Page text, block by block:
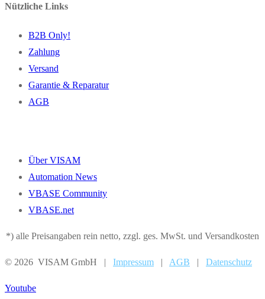
Nützliche Links
B2B Only!
Zahlung
Versand
Garantie & Reparatur
AGB
Über VISAM
Automation News
VBASE Community
VBASE.net
*) alle Preisangaben rein netto, zzgl. ges. MwSt. und Versandkosten
© 2026 VISAM GmbH | Impressum | AGB | Datenschutz
Youtube